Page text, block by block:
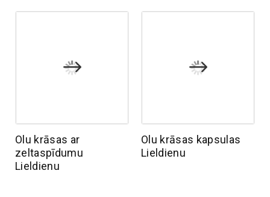
Olu krāsas ar
zeltaspīdumu
Lieldienu
Olu krāsas kapsulas
Lieldienu